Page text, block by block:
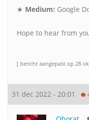
★ Medium: Google
Hope to hear from
[ bericht aangepast op 28
31 dec 2022 - 20:01